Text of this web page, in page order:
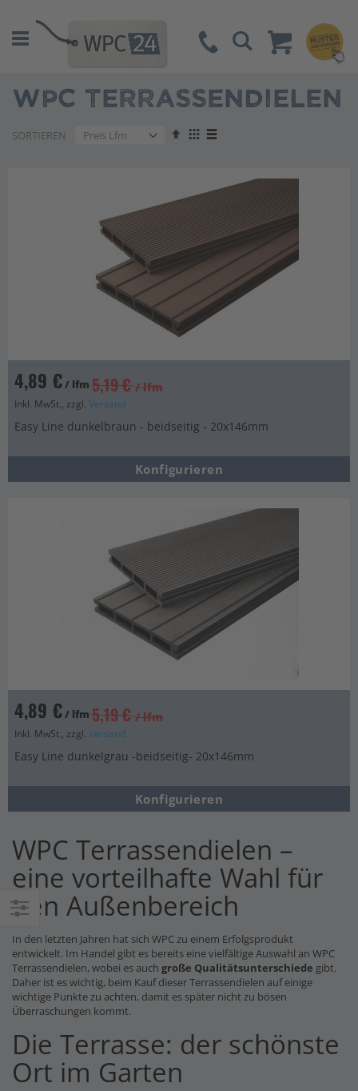
Suche
WPC TERRASSENDIELEN
SORTIEREN
AbsteigendAnzeigen
4,89 €/ lfm 5,19 € / lfm
Inkl. MwSt., zzgl. Versand
Easy Line dunkelbraun - beidseitig - 20x146mm
Konfigurieren
4,89 €/ lfm 5,19 € / lfm
Inkl. MwSt., zzgl. Versand
Easy Line dunkelgrau -beidseitig- 20x146mm
Konfigurieren
WPC Terrassendielen –
eine vorteilhafte Wahl für
den Außenbereich
In den letzten Jahren hat sich WPC zu einem Erfolgsprodukt
entwickelt. Im Handel gibt es bereits eine vielfältige Auswahl an WPC
Terrassendielen, wobei es auch große Qualitätsunterschiede gibt.
Daher ist es wichtig, beim Kauf dieser Terrassendielen auf einige
wichtige Punkte zu achten, damit es später nicht zu bösen
Überraschungen kommt.
Die Terrasse: der schönste
Ort im Garten
Einkaufsoptionen